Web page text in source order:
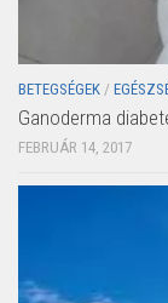
BETEGSÉGEK /
Ganoderma
FEBRUÁR 14, 2017